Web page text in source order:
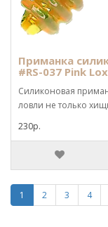
Приманка
#RS-037 Pink
Силиконовая
ловли не только
230р.
1 2 3 4